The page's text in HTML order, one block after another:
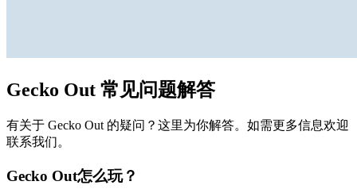
Gecko Out 常见问题解答
有关于 Gecko Out 的疑问？这里为你解答。如需更多信息欢迎
联系我们。
Gecko Out怎么玩？